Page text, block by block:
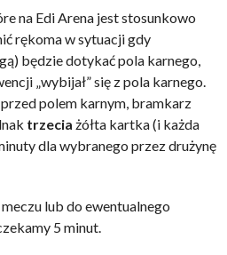
na Edi Arena jest stosunkowo
rękoma w sytuacji gdy
będzie dotykać pola karnego,
„wybijał” się z pola karnego.
polem karnym, bramkarz
trzecia żółta kartka (i każda
dla wybranego przez drużynę
lub do ewentualnego
5 minut.